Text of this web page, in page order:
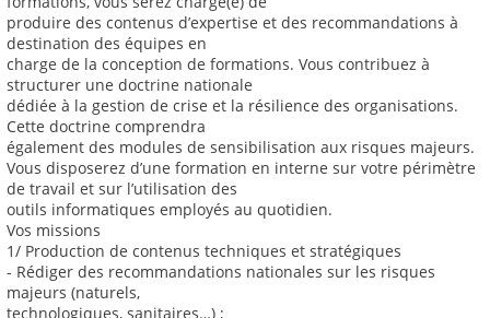
produire des contenus d’expertise et des recommandations à
destination des équipes en
charge de la conception de formations. Vous contribuez à
structurer une doctrine nationale
dédiée à la gestion de crise et la résilience des organisations.
Cette doctrine comprendra
également des modules de sensibilisation aux risques majeurs.
Vous disposerez d’une formation en interne sur votre périmètre
de travail et sur l’utilisation des
outils informatiques employés au quotidien.
Vos missions
1/ Production de contenus techniques et stratégiques
- Rédiger des recommandations nationales sur les risques
majeurs (naturels,
technologiques, sanitaires…) ;